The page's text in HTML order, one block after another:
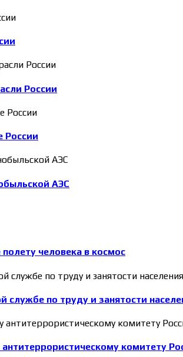
России
России
АЭС
человека в космос
службе по труду и занятости
комитету